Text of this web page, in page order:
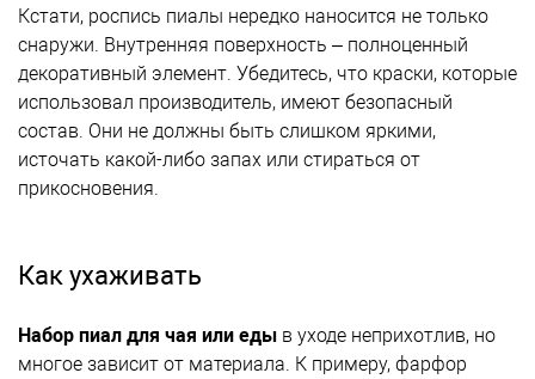
Кстати, роспись пиалы нередко наносится не только
снаружи. Внутренняя поверхность – полноценный
декоративный элемент. Убедитесь, что краски, которые
использовал производитель, имеют безопасный
состав. Они не должны быть слишком яркими,
источать какой-либо запах или стираться от
прикосновения.
Как ухаживать
Набор пиал для чая или еды в уходе неприхотлив, но
многое зависит от материала. К примеру, фарфор